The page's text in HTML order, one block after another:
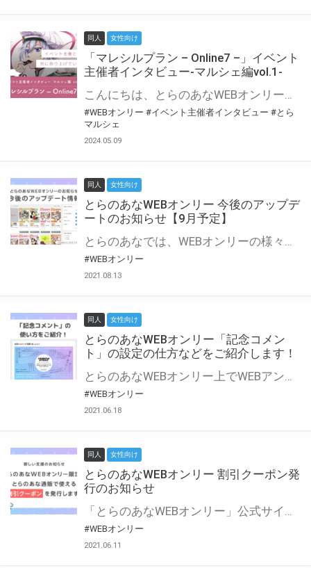
同人 女性向け
「マレシルプラン – Online7 –」イベント
主催者インタビュー-マルシェ編vol.1-
こんにちは、とらのあなWEBオンリー運営スタッフです。 新たにお届けする、イベント主催者インタビュー-マルシェ編-は、 とらのあなWEBオンリー「マルシェ」をご利用した主催様に 「マルシェ」を使って開催した感想や心がけをお聞きする企画です。 今回は、WEBオンリー開催7回目迎えた「マレシルプラン – Online7 –」より、 主催の玉川うた様にお話を伺いました。 ▼マレシルプランのインタビュー前回記事 「イベント主催者インタビュー vol.6」はこちら 協力：玉川うた様（マレシルプラン実行委員会 代表）／イベント公式Twitter（@mallesil_plan） とらのあなWEBオンリー「マルシェ」とは？ WEBオンリーでリアルタイムでコミュニケーションがとれるオンライン会場です。
#WEBオンリー #イベント主催者インタビュー #とら
マルシェ
2024.05.09
同人 女性向け
とらのあなWEBオンリー 今後のアップデ
ートのお知らせ【9月予定】
とらのあなでは、WEBオンリーの様々な支援を実施しています。 今回は2021年9月に実装を予定しているアップデート情報についてご紹介いたします。 とらのあなWEBオンリーサイトはこちら
#WEBオンリー
2021.08.13
同人 女性向け
とらのあなWEBオンリー「記念コメン
ト」の設定の仕方などをご紹介します！
とらのあなWEBオンリー上でWEBアンソロジーが作成できる「記念コメント」について、その使い方や作成手順を解説します！ 支援タイプを「サークル参加型」「サークル参加型・マルシェ(イベント会場)機能付き」でお申し込みいただいている主催者様はぜひご活用ください♪ とらのあなWEBオンリーサイトはこちら
#WEBオンリー
2021.06.18
同人 女性向け
とらのあなWEBオンリー 割引クーポン発
行のお知らせ
「とらのあなWEBオンリー」公式サイトでとらのあな通販の「割引クーポン」を配布中！ イベントごとに開催当日限定で使える割引クーポンのシリアルコードを発行します。 とらのあなWEBオンリーのページをチェックして、イベント当日にお得にお買い物を楽しみましょう♪ ※本キャンペーンは予告なく終了する場合がございます。 とらのあなWEBオンリーサイトはこちら
#WEBオンリー
2021.06.11